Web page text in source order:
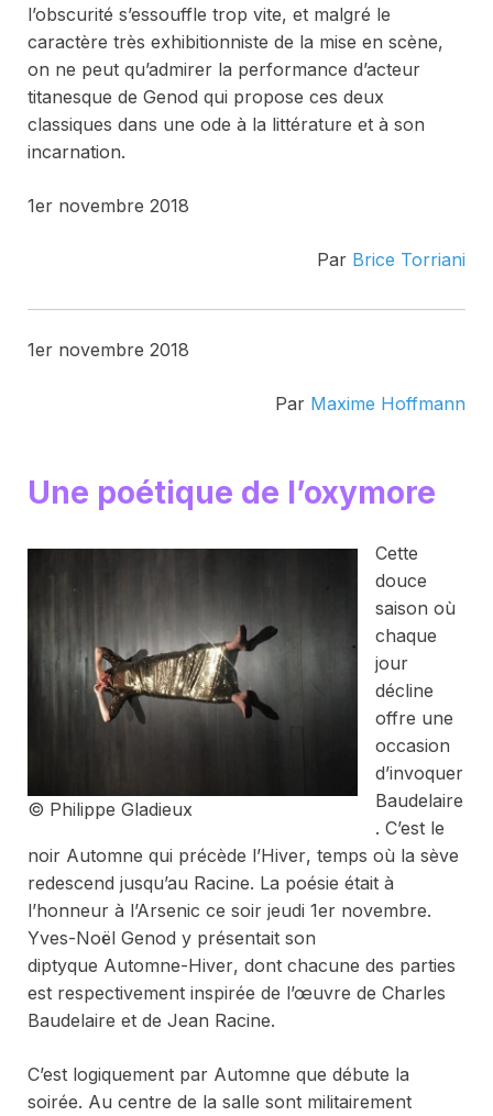
l’obscurité s’essouffle trop vite, et malgré le
caractère très exhibitionniste de la mise en scène,
on ne peut qu’admirer la performance d’acteur
titanesque de Genod qui propose ces deux
classiques dans une ode à la littérature et à son
incarnation.
1er novembre 2018
Par Brice Torriani
1er novembre 2018
Par Maxime Hoffmann
Une poétique de l’oxymore
© Philippe Gladieux
Cette
douce
saison où
chaque
jour
décline
offre une
occasion
d’invoquer
Baudelaire
. C’est le
noir Automne qui précède l’Hiver, temps où la sève
redescend jusqu’au Racine. La poésie était à
l’honneur à l’Arsenic ce soir jeudi 1er novembre.
Yves-Noël Genod y présentait son
diptyque Automne-Hiver, dont chacune des parties
est respectivement inspirée de l’œuvre de Charles
Baudelaire et de Jean Racine.
C’est logiquement par Automne que débute la
soirée. Au centre de la salle sont militairement